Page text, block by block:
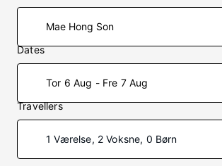
Dates
Tor 6 Aug - Fre 7 Aug
Travellers
1 Værelse, 2 Voksne, 0 Børn